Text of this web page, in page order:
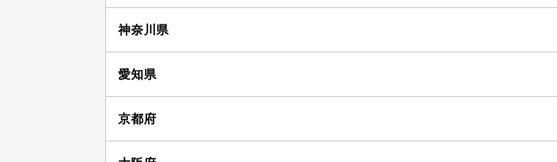
神奈川県
愛知県
京都府